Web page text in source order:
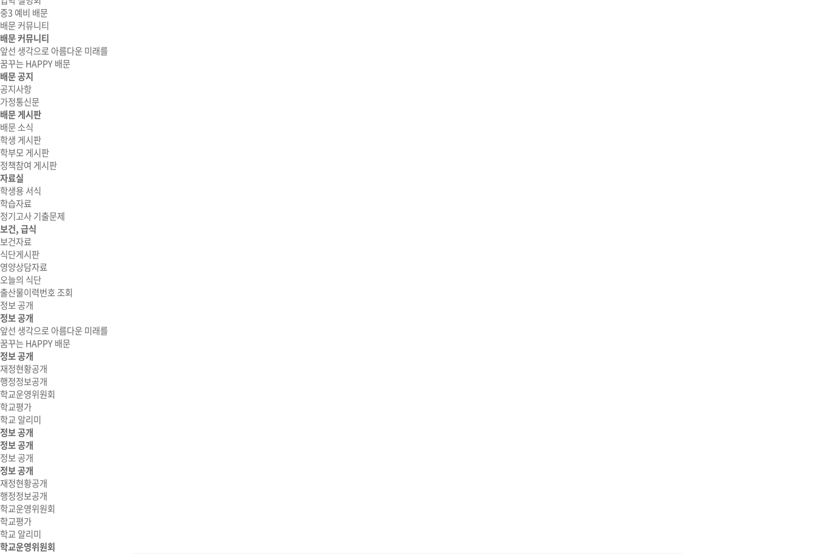
중3 예비 배문
배문 커뮤니티
배문 커뮤니티
앞선 생각으로 아름다운 미래를
꿈꾸는 HAPPY 배문
배문 공지
공지사항
가정통신문
배문 게시판
배문 소식
학생 게시판
학부모 게시판
정책참여 게시판
자료실
학생용 서식
학습자료
정기고사 기출문제
보건, 급식
보건자료
식단게시판
영양상담자료
오늘의 식단
출산물이력번호 조회
정보 공개
정보 공개
앞선 생각으로 아름다운 미래를
꿈꾸는 HAPPY 배문
정보 공개
재정현황공개
행정정보공개
학교운영위원회
학교평가
학교 알리미
정보 공개
정보 공개
정보 공개
정보 공개
재정현황공개
행정정보공개
학교운영위원회
학교평가
학교 알리미
학교운영위원회